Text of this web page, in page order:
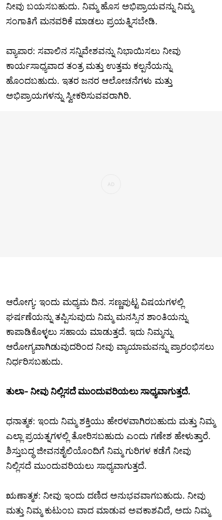
ನೀವು ಬಯಸಬಹುದು. ನಿಮ್ಮ ಹೊಸ ಅಭಿಪ್ರಾಯವನ್ನು ನಿಮ್ಮ
ಸಂಗಾತಿಗೆ ಮನವರಿಕೆ ಮಾಡಲು ಪ್ರಯತ್ನಿಸಬೇಡಿ.
ವ್ಯಾಪಾರ: ಸವಾಲಿನ ಸನ್ನಿವೇಶವನ್ನು ನಿಭಾಯಿಸಲು ನೀವು
ಕಾರ್ಯಸಾಧ್ಯವಾದ ತಂತ್ರ ಮತ್ತು ಉತ್ತಮ ಕಲ್ಪನೆಯನ್ನು
ಹೊಂದಬಹುದು. ಇತರ ಜನರ ಆಲೋಚನೆಗಳು ಮತ್ತು
ಅಭಿಪ್ರಾಯಗಳನ್ನು ಸ್ವೀಕರಿಸುವವರಾಗಿರಿ.
ಆರೋಗ್ಯ: ಇಂದು ಮಧ್ಯಮ ದಿನ. ಸಣ್ಣಪುಟ್ಟ ವಿಷಯಗಳಲ್ಲಿ
ಘರ್ಷಣೆಯನ್ನು ತಪ್ಪಿಸುವುದು ನಿಮ್ಮ ಮನಸ್ಸಿನ ಶಾಂತಿಯನ್ನು
ಕಾಪಾಡಿಕೊಳ್ಳಲು ಸಹಾಯ ಮಾಡುತ್ತದೆ. ಇದು ನಿಮ್ಮನ್ನು
ಆರೋಗ್ಯವಾಗಿಡುವುದರಿಂದ ನೀವು ವ್ಯಾಯಾಮವನ್ನು ಪ್ರಾರಂಭಿಸಲು
ನಿರ್ಧರಿಸಬಹುದು.
ತುಲಾ- ನೀವು ನಿಲ್ಲಿಸದೆ ಮುಂದುವರಿಯಲು ಸಾಧ್ಯವಾಗುತ್ತದೆ.
ಧನಾತ್ಮಕ: ಇಂದು ನಿಮ್ಮ ಶಕ್ತಿಯು ಹೇರಳವಾಗಿರಬಹುದು ಮತ್ತು ನಿಮ್ಮ
ಎಲ್ಲಾ ಪ್ರಯತ್ನಗಳಲ್ಲಿ ತೋರಿಸಬಹುದು ಎಂದು ಗಣೇಶ ಹೇಳುತ್ತಾರೆ.
ಶಿಸ್ತುಬದ್ಧ ಜೀವನಶೈಲಿಯೊಂದಿಗೆ ನಿಮ್ಮ ಗುರಿಗಳ ಕಡೆಗೆ ನೀವು
ನಿಲ್ಲಿಸದೆ ಮುಂದುವರಿಯಲು ಸಾಧ್ಯವಾಗುತ್ತದೆ.
ಋಣಾತ್ಮಕ: ನೀವು ಇಂದು ದಣಿದ ಅನುಭವವಾಗಬಹುದು. ನೀವು
ಮತ್ತು ನಿಮ್ಮ ಕುಟುಂಬ ವಾದ ಮಾಡುವ ಅವಕಾಶವಿದೆ, ಅದು ನಿಮ್ಮ